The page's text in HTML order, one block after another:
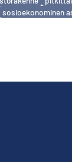
sosioekonominen